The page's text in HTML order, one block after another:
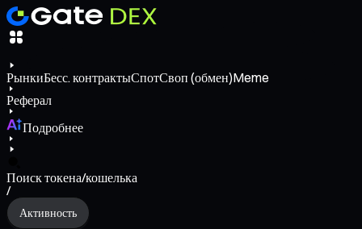
РынкиБесс. контрактыСпотСвоп (обмен)Meme
Реферал
Подробнее
Поиск токена/кошелька
/
Активность